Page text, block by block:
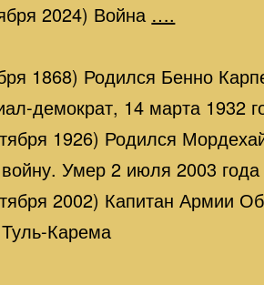
2024) Война ….
1868) Родился Бенно
демократ, 14 марта 1932
1926) Родился
Умер 2 июля 2003 года
2002) Капитан Армии
Карема